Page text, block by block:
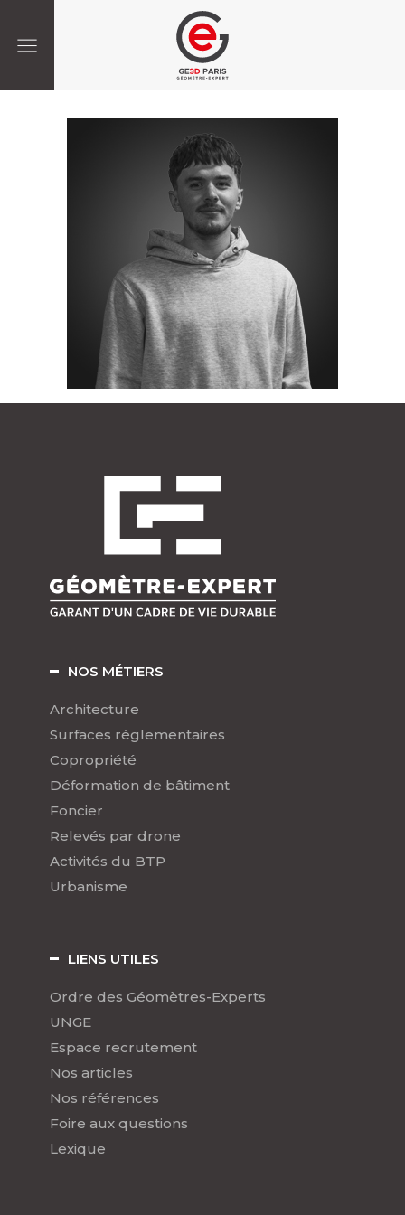
NOS MÉTIERS
Architecture
Surfaces réglementaires
Copropriété
Déformation de bâtiment
Foncier
Relevés par drone
Activités du BTP
Urbanisme
LIENS UTILES
Ordre des Géomètres-Experts
UNGE
Espace recrutement
Nos articles
Nos références
Foire aux questions
Lexique